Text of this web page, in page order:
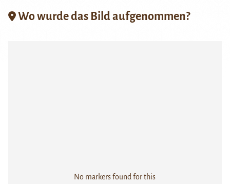
Wo wurde das Bild aufgenommen?
No markers found for this